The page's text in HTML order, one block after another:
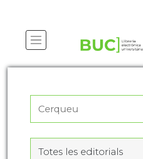
Totes les editorials